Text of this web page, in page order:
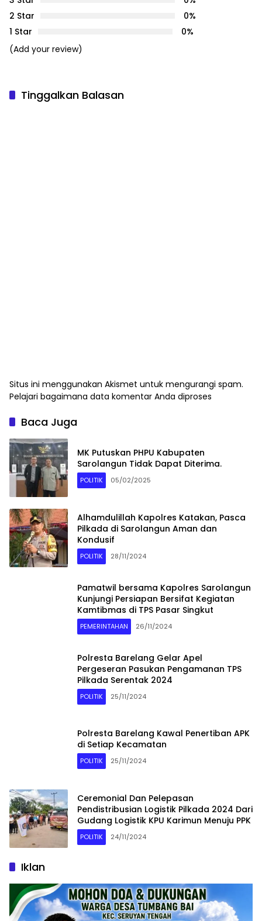
2 Star
0%
1 Star
0%
(Add your review)
Tinggalkan Balasan
Situs ini menggunakan Akismet untuk mengurangi spam.
Pelajari bagaimana data komentar Anda diproses
Baca Juga
MK Putuskan PHPU Kabupaten
Sarolangun Tidak Dapat Diterima.
POLITIK 05/02/2025
Alhamdulillah Kapolres Katakan, Pasca
Pilkada di Sarolangun Aman dan
Kondusif
POLITIK 28/11/2024
Pamatwil bersama Kapolres Sarolangun
Kunjungi Persiapan Bersifat Kegiatan
Kamtibmas di TPS Pasar Singkut
PEMERINTAHAN 26/11/2024
Polresta Barelang Gelar Apel
Pergeseran Pasukan Pengamanan TPS
Pilkada Serentak 2024
POLITIK 25/11/2024
Polresta Barelang Kawal Penertiban APK
di Setiap Kecamatan
POLITIK 25/11/2024
Ceremonial Dan Pelepasan
Pendistribusian Logistik Pilkada 2024 Dari
Gudang Logistik KPU Karimun Menuju PPK
POLITIK 24/11/2024
Iklan